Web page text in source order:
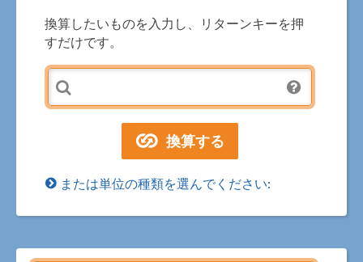
換算したいものを入力し、リターンキーを押
すだけです。
または単位の種類を選んでください: